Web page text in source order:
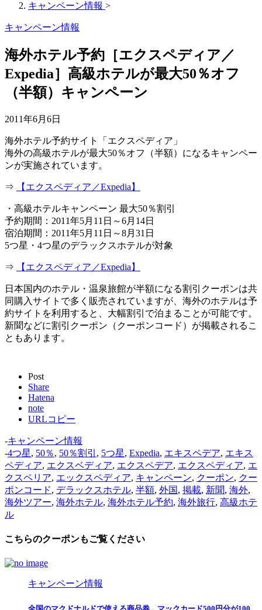
キャンペーン情報 >
キャンペーン情報
海外ホテル予約［エクスペディア／
Expedia］高級ホテルが最大50％オフ
（半額）キャンペーン
2011年6月6日
海外ホテル予約サイト「エクスペディア」
海外の高級ホテルが最大50％オフ（半額）になるキャンペー
ンが実施されています。
⇒ 【エクスペディア／Expedia】
・高級ホテルキャンペーン 最大50％割引
予約期間：2011年5月11日～6月14日
宿泊期間：2011年5月11日～8月31日
5つ星・4つ星のデラックスホテルが対象
⇒ 【エクスペディア／Expedia】
日本国内のホテル・温泉旅館が半額になる割引クーポンは共
同購入サイトで多く販売されていますが、海外のホテルは予
約サイトを利用すると、大幅割引で泊まることが可能です。
新聞などに割引クーポン（クーポンコード）が掲載されるこ
ともあります。
Post
Share
Hatena
note
URLコピー
-キャンペーン情報
-4つ星, 50％, 50％割引 , 5つ星, Expedia, エキスペデア, エキス
ペディア, エクスベディア, エクスペデア, エクスペディア, エ
クスペリア, エックスペディア, キャンペーン, クーポン, クー
ポンコード, デラックスホテル, 半額, 外国, 掲載, 新聞, 海外,
海外ツアー, 海外ホテル, 海外ホテル予約, 海外旅行, 高級ホテ
ル
こちらのクーポンもご覧ください
キャンペーン情報